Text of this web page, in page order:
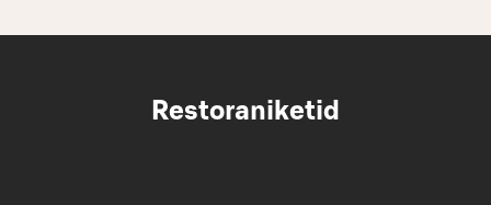
Restoraniketid